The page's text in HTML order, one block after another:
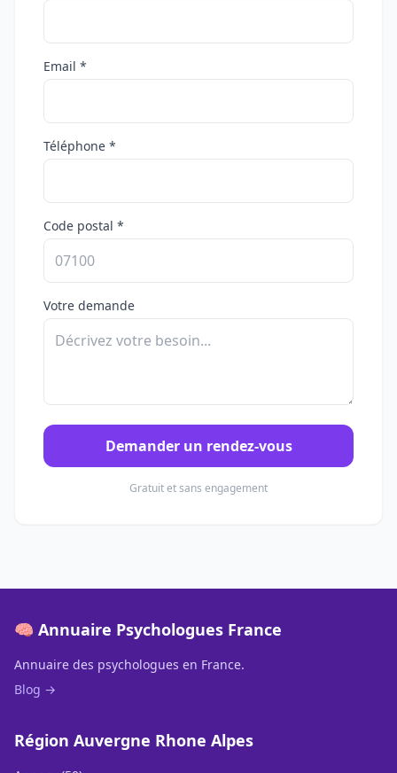
Email *
Téléphone *
Code postal *
Votre demande
Demander un rendez-vous
Gratuit et sans engagement
🧠 Annuaire Psychologues France
Annuaire des psychologues en France.
Blog →
Région Auvergne Rhone Alpes